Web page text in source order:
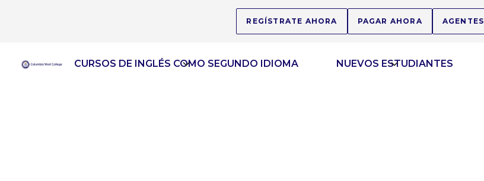
REGÍSTRATE AHORA PAGAR AHORA AGENTES
CURSOS DE INGLÉS COMO SEGUNDO IDIOMA NUEVOS ESTUDIANTES